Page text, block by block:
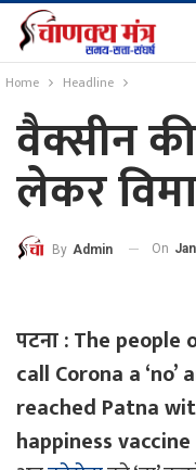
Home Headline
वैक्सीन
लेकर
By Admin On
पटना :The people
call Corona a
reached Patna
happiness